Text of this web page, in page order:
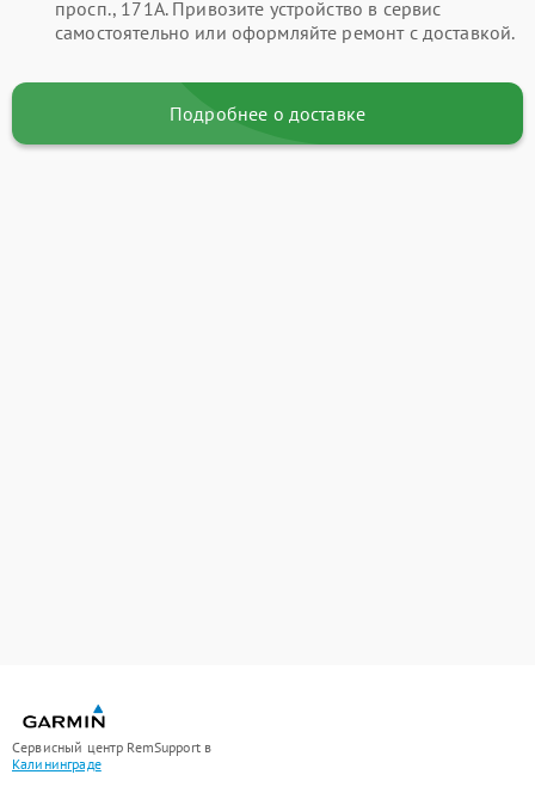
просп., 171А. Привозите устройство в сервис
самостоятельно или оформляйте ремонт с доставкой.
Подробнее о доставке
Сервисный центр RemSupport в
Калининграде